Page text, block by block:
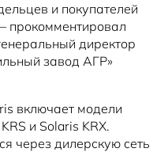
и покупателей
прокомментировал
директор
завод АГР»
включает модели
и Solaris KRX.
через дилерскую сеть